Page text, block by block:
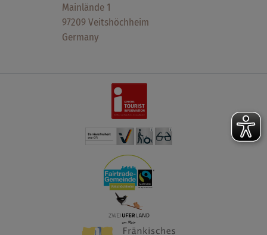
Mainlände 1
97209 Veitshöchheim
Germany